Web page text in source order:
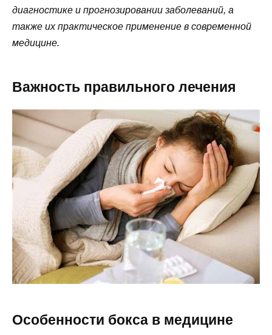
диагностике и прогнозировании заболеваний, а
также их практическое применение в современной
медицине.
Важность правильного лечения
Особенности бокса в медицине